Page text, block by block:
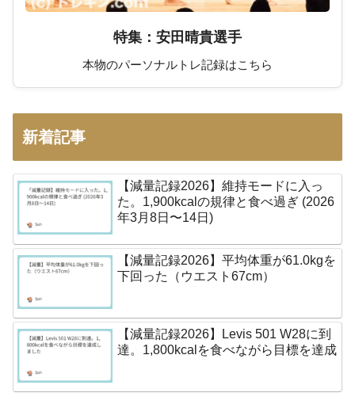
特集：安田晴貴選手
本物のパーソナルトレ記録はこちら
新着記事
【減量記録2026】維持モードに入っ
た。1,900kcalの規律と食べ過ぎ (2026
年3月8日〜14日)
【減量記録2026】平均体重が61.0kgを
下回った（ウエスト67cm）
【減量記録2026】Levis 501 W28に到
達。1,800kcalを食べながら目標を達成